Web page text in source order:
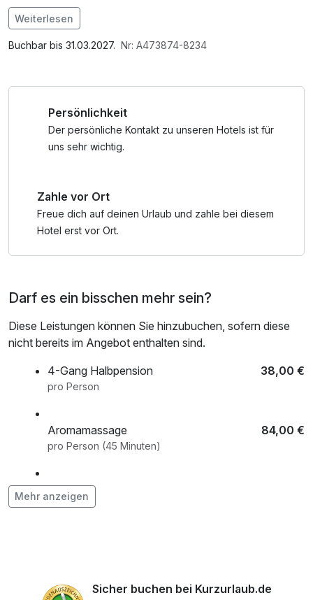
Im Angebot enthalten
Saunabenutzung, Saunatuch, Leihbademantel, Nutzung
des Fitnessbereichs, Nutzung des Wellnessbereichs, W-
Weiterlesen
Buchbar bis 31.03.2027. Nr: A473874-8234
Persönlichkeit
Der persönliche Kontakt zu unseren Hotels ist für
uns sehr wichtig.
Zahle vor Ort
Freue dich auf deinen Urlaub und zahle bei diesem
Hotel erst vor Ort.
Darf es ein bisschen mehr sein?
Diese Leistungen können Sie hinzubuchen, sofern diese
nicht bereits im Angebot enthalten sind.
4-Gang Halbpension
38,00 €
pro Person
Aromamassage 84,00 €
pro Person (45 Minuten)
Candle Light Dinner
pro Person
Mehr anzeigen
Sicher buchen bei Kurzurlaub.de